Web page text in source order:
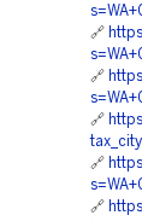
🔗
🔗
🔗
🔗
🔗